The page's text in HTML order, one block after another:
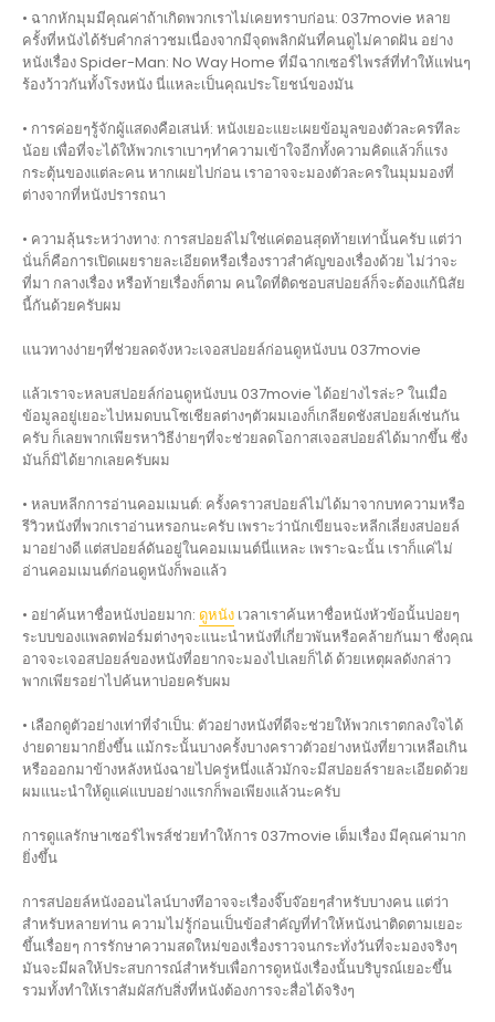
• ฉากหักมุมมีคุณค่าถ้าเกิดพวกเราไม่เคยทราบก่อน: 037movie หลาย
ครั้งที่หนังได้รับคำกล่าวชมเนื่องจากมีจุดพลิกผันที่คนดูไม่คาดฝัน อย่าง
หนังเรื่อง Spider-Man: No Way Home ที่มีฉากเซอร์ไพรส์ที่ทำให้แฟนๆ
ร้องว้าวกันทั้งโรงหนัง นี่แหละเป็นคุณประโยชน์ของมัน
• การค่อยๆรู้จักผู้แสดงคือเสน่ห์: หนังเยอะแยะเผยข้อมูลของตัวละครทีละ
น้อย เพื่อที่จะได้ให้พวกเราเบาๆทำความเข้าใจอีกทั้งความคิดแล้วก็แรง
กระตุ้นของแต่ละคน หากเผยไปก่อน เราอาจจะมองตัวละครในมุมมองที่
ต่างจากที่หนังปรารถนา
• ความลุ้นระหว่างทาง: การสปอยล์ไม่ใช่แค่ตอนสุดท้ายเท่านั้นครับ แต่ว่า
นั่นก็คือการเปิดเผยรายละเอียดหรือเรื่องราวสำคัญของเรื่องด้วย ไม่ว่าจะ
ที่มา กลางเรื่อง หรือท้ายเรื่องก็ตาม คนใดที่ติดชอบสปอยล์ก็จะต้องแก้นิสัย
นี้กันด้วยครับผม
แนวทางง่ายๆที่ช่วยลดจังหวะเจอสปอยล์ก่อนดูหนังบน 037movie
แล้วเราจะหลบสปอยล์ก่อนดูหนังบน 037movie ได้อย่างไรล่ะ? ในเมื่อ
ข้อมูลอยู่เยอะไปหมดบนโซเชียลต่างๆตัวผมเองก็เกลียดชังสปอยล์เช่นกัน
ครับ ก็เลยพากเพียรหาวิธีง่ายๆที่จะช่วยลดโอกาสเจอสปอยล์ได้มากขึ้น ซึ่ง
มันก็มิได้ยากเลยครับผม
• หลบหลีกการอ่านคอมเมนต์: ครั้งคราวสปอยล์ไม่ได้มาจากบทความหรือ
รีวิวหนังที่พวกเราอ่านหรอกนะครับ เพราะว่านักเขียนจะหลีกเลี่ยงสปอยล์
มาอย่างดี แต่สปอยล์ดันอยู่ในคอมเมนต์นี่แหละ เพราะฉะนั้น เราก็แค่ไม่
อ่านคอมเมนต์ก่อนดูหนังก็พอแล้ว
• อย่าค้นหาชื่อหนังบ่อยมาก: ดูหนัง เวลาเราค้นหาชื่อหนังหัวข้อนั้นบ่อยๆ
ระบบของแพลตฟอร์มต่างๆจะแนะนำหนังที่เกี่ยวพันหรือคล้ายกันมา ซึ่งคุณ
อาจจะเจอสปอยล์ของหนังที่อยากจะมองไปเลยก็ได้ ด้วยเหตุผลดังกล่าว
พากเพียรอย่าไปค้นหาบ่อยครับผม
• เลือกดูตัวอย่างเท่าที่จำเป็น: ตัวอย่างหนังที่ดีจะช่วยให้พวกเราตกลงใจได้
ง่ายดายมากยิ่งขึ้น แม้กระนั้นบางครั้งบางคราวตัวอย่างหนังที่ยาวเหลือเกิน
หรือออกมาข้างหลังหนังฉายไปครู่หนึ่งแล้วมักจะมีสปอยล์รายละเอียดด้วย
ผมแนะนำให้ดูแค่แบบอย่างแรกก็พอเพียงแล้วนะครับ
การดูแลรักษาเซอร์ไพรส์ช่วยทำให้การ 037movie เต็มเรื่อง มีคุณค่ามาก
ยิ่งขึ้น
การสปอยล์หนังออนไลน์บางทีอาจจะเรื่องจิ๊บจ๊อยๆสำหรับบางคน แต่ว่า
สำหรับหลายท่าน ความไม่รู้ก่อนเป็นข้อสำคัญที่ทำให้หนังน่าติดตามเยอะ
ขึ้นเรื่อยๆ การรักษาความสดใหม่ของเรื่องราวจนกระทั่งวันที่จะมองจริงๆ
มันจะมีผลให้ประสบการณ์สำหรับเพื่อการดูหนังเรื่องนั้นบริบูรณ์เยอะขึ้น
รวมทั้งทำให้เราสัมผัสกับสิ่งที่หนังต้องการจะสื่อได้จริงๆ